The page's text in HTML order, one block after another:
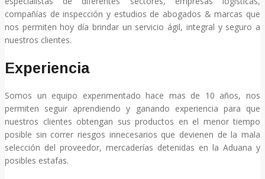
compañías de inspección y estudios de abogados & marcas que
nos permiten hoy día brindar un servicio ágil, integral y seguro a
nuestros clientes.
Experiencia
Somos un equipo experimentado hace mas de 10 años, nos
permiten seguir aprendiendo y ganando experiencia para que
nuestros clientes obtengan sus productos en el menor tiempo
posible sin correr riesgos innecesarios que devienen de la mala
selección del proveedor, mercaderías detenidas en la Aduana y
posibles estafas.